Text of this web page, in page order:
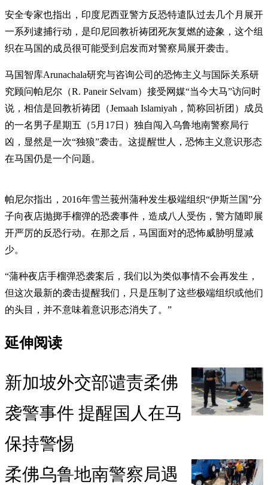
安全专家也指出，印度尼西亚警方反恐特遣队过去几个月展开
一系列逮捕行动，是印尼回教祈祷团死灰复燃的迹象，这个组
织在马国的成员很可能受到启发而对警察局展开袭击。
马国智库Arunachala研究与咨询公司的恐怖主义与国际关系研
究顾问帕尼尔（R. Paneir Selvam）接受网媒“当今大马”访问时
说，相信是回教祈祷团（Jemaah Islamiyah，简称回祈团）成员
的一名男子星期五（5月17日）独自闯入乌鲁地南警察局行
凶，显然是一次“独狼”袭击。这提醒世人，恐怖主义意识形态
在马国仍是一个问题。
帕尼尔指出，2016年雪兰莪州蒲种发生极端组织“伊斯兰国”分
子向夜店抛掷手榴弹的恐袭事件，造成八人受伤，警方随即展
开严厉的反恐行动。在那之后，马国面对的恐怖威胁明显减
少。
“蒲种夜店手榴弹恐袭案后，我们以为类似事情不会再发生，
但这次最新的袭击提醒我们，只是压制了这些极端组织或他们
的头目，并不意味着意识形态消失了。”
延伸阅读
新加坡外交部谴责柔佛
袭警事件 提醒国人在马
保持警惕
柔佛乌鲁地南警察局遇